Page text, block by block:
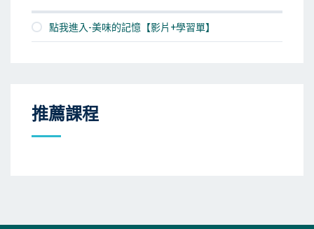
點我進入-美味的記憶【影片+學習單】
推薦課程